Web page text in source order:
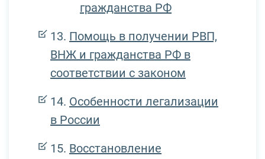
гражданства РФ
Помощь в получении РВП,
ВНЖ и гражданства РФ в
соответствии с законом
Особенности легализации
в России
Восстановление